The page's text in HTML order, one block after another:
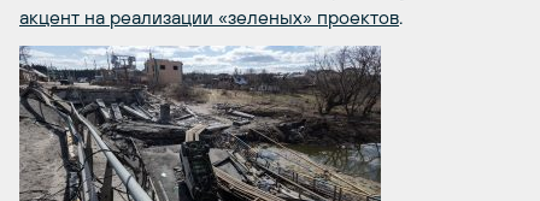
акцент на реализации «зеленых» проектов.